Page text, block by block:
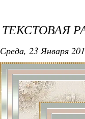
ТЕКСТОВАЯ
Среда, 23 Января